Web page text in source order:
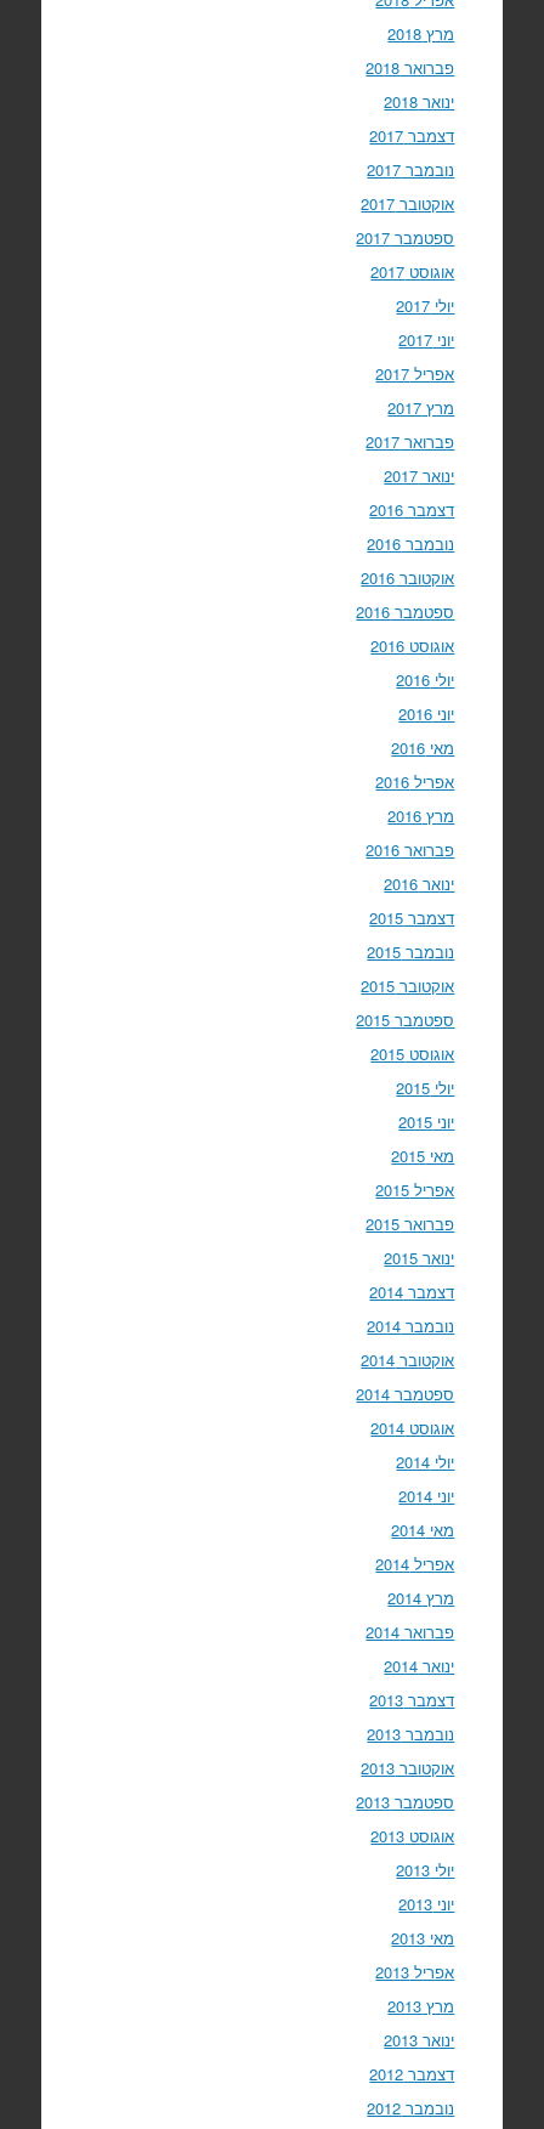
מרץ 2018
פברואר 2018
ינואר 2018
דצמבר 2017
נובמבר 2017
אוקטובר 2017
ספטמבר 2017
אוגוסט 2017
יולי 2017
יוני 2017
אפריל 2017
מרץ 2017
פברואר 2017
ינואר 2017
דצמבר 2016
נובמבר 2016
אוקטובר 2016
ספטמבר 2016
אוגוסט 2016
יולי 2016
יוני 2016
מאי 2016
אפריל 2016
מרץ 2016
פברואר 2016
ינואר 2016
דצמבר 2015
נובמבר 2015
אוקטובר 2015
ספטמבר 2015
אוגוסט 2015
יולי 2015
יוני 2015
מאי 2015
אפריל 2015
פברואר 2015
ינואר 2015
דצמבר 2014
נובמבר 2014
אוקטובר 2014
ספטמבר 2014
אוגוסט 2014
יולי 2014
יוני 2014
מאי 2014
אפריל 2014
מרץ 2014
פברואר 2014
ינואר 2014
דצמבר 2013
נובמבר 2013
אוקטובר 2013
ספטמבר 2013
אוגוסט 2013
יולי 2013
יוני 2013
מאי 2013
אפריל 2013
מרץ 2013
ינואר 2013
דצמבר 2012
נובמבר 2012